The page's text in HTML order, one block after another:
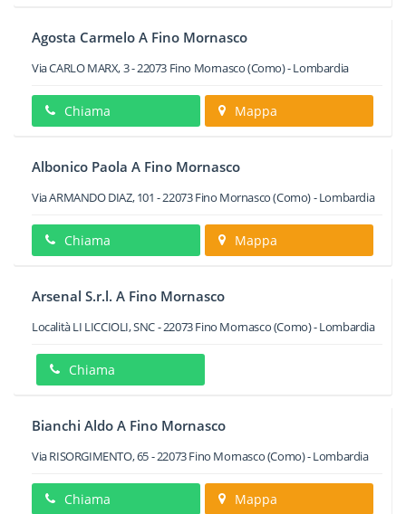
Agosta Carmelo A Fino Mornasco
Via CARLO MARX, 3-22073 Fino Mornasco(Como) -Lombardia
Chiama Mappa
Albonico Paola A Fino Mornasco
Via ARMANDO DIAZ, 101 -22073Fino Mornasco(Como) -Lombardia
Chiama Mappa
Arsenal S.r.l. A Fino Mornasco
Località LI LICCIOLI, SNC-22073Fino Mornasco(Como) -Lombardia
Chiama
Bianchi Aldo A Fino Mornasco
Via RISORGIMENTO, 65-22073Fino Mornasco(Como) -Lombardia
Chiama Mappa